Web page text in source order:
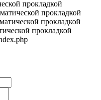
прокладкой
прокладкой
прокладкой
прокладкой